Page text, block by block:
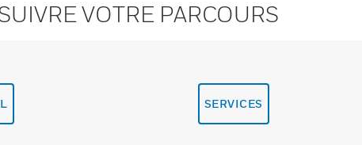
VOTRE PARCOURS
SERVICES